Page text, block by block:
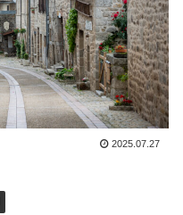
2025.07.27